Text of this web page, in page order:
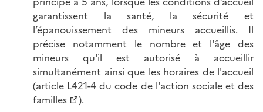
garantissent la santé, la sécurité et
l’épanouissement des mineurs accueillis. Il
précise notamment le nombre et l'âge des
mineurs qu'il est autorisé à accueillir
simultanément ainsi que les horaires de l'accueil
(article L421-4 du code de l'action sociale et des
familles
).